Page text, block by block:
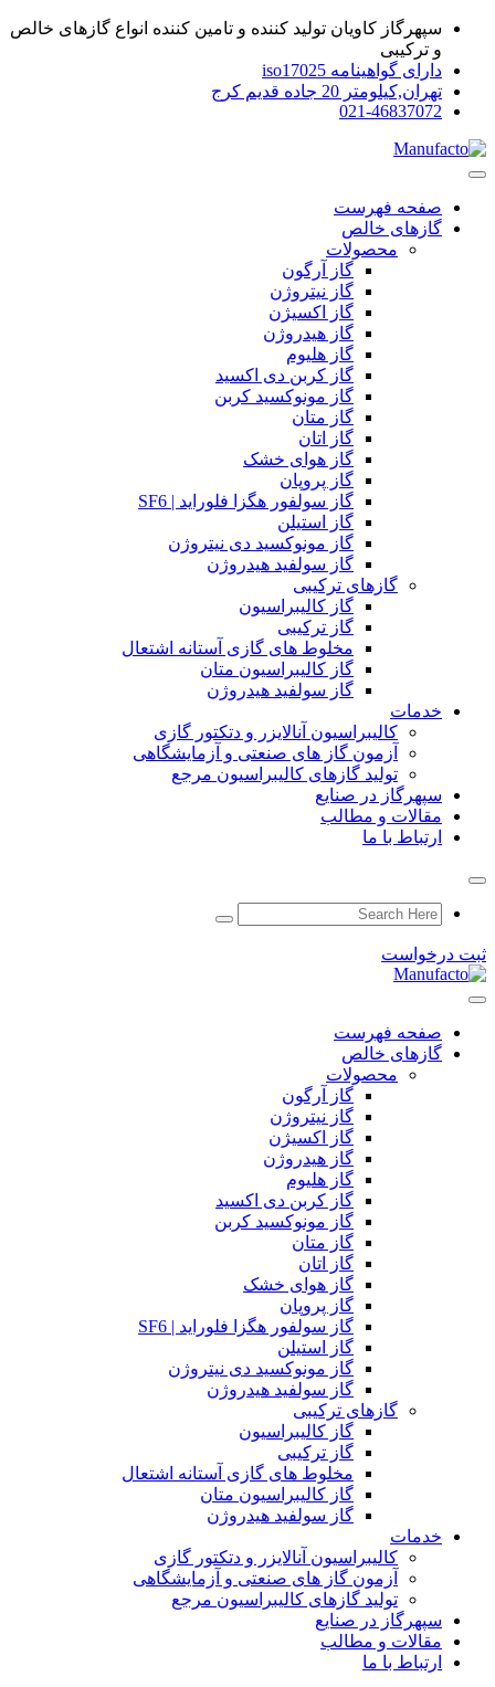
سپهرگاز کاویان تولید کننده و تامین کننده انواع گازهای خالص
و ترکیبی
دارای گواهینامه iso17025
تهران,کیلومتر 20 جاده قدیم کرج
021-46837072
صفحه فهرست
گازهای خالص
محصولات
گاز آرگون
گاز نیتروژن
گاز اکسیژن
گاز هیدروژن
گاز هلیوم
گاز کربن دی اکسید
گاز مونوکسید کربن
گاز متان
گاز اتان
گاز هوای خشک
گاز پروپان
گاز سولفور هگزا فلوراید | SF6
گاز استیلن
گاز مونوکسید دی نیتروژن
گاز سولفید هیدروژن
گازهای ترکیبی
گاز کالیبراسیون
گاز ترکیبی
مخلوط های گازی آستانه اشتعال
گاز کالیبراسیون متان
گاز سولفید هیدروژن
خدمات
کالیبراسیون آنالایزر و دتکتور گازی
آزمون گاز های صنعتی و آزمایشگاهی
تولید گازهای کالیبراسیون مرجع
سپهرگاز در صنایع
مقالات و مطالب
ارتباط با ما
ثبت درخواست
صفحه فهرست
گازهای خالص
محصولات
گاز آرگون
گاز نیتروژن
گاز اکسیژن
گاز هیدروژن
گاز هلیوم
گاز کربن دی اکسید
گاز مونوکسید کربن
گاز متان
گاز اتان
گاز هوای خشک
گاز پروپان
گاز سولفور هگزا فلوراید | SF6
گاز استیلن
گاز مونوکسید دی نیتروژن
گاز سولفید هیدروژن
گازهای ترکیبی
گاز کالیبراسیون
گاز ترکیبی
مخلوط های گازی آستانه اشتعال
گاز کالیبراسیون متان
گاز سولفید هیدروژن
خدمات
کالیبراسیون آنالایزر و دتکتور گازی
آزمون گاز های صنعتی و آزمایشگاهی
تولید گازهای کالیبراسیون مرجع
سپهرگاز در صنایع
مقالات و مطالب
ارتباط با ما